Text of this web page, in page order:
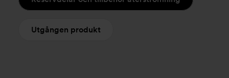
Utgången produkt